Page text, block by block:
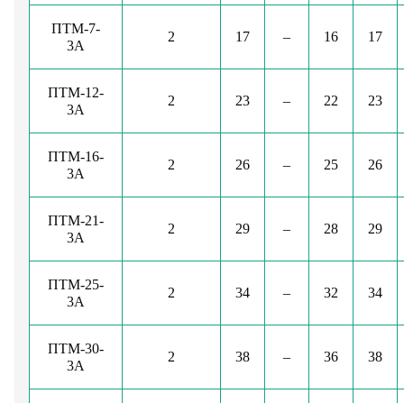
ПТМ-7-
3А
2 17 – 16 17
ПТМ-12-
3А
2 23 – 22 23
ПТМ-16-
3А
2 26 – 25 26
ПТМ-21-
3А
2 29 – 28 29
ПТМ-25-
3А
2 34 – 32 34
ПТМ-30-
3А
2 38 – 36 38